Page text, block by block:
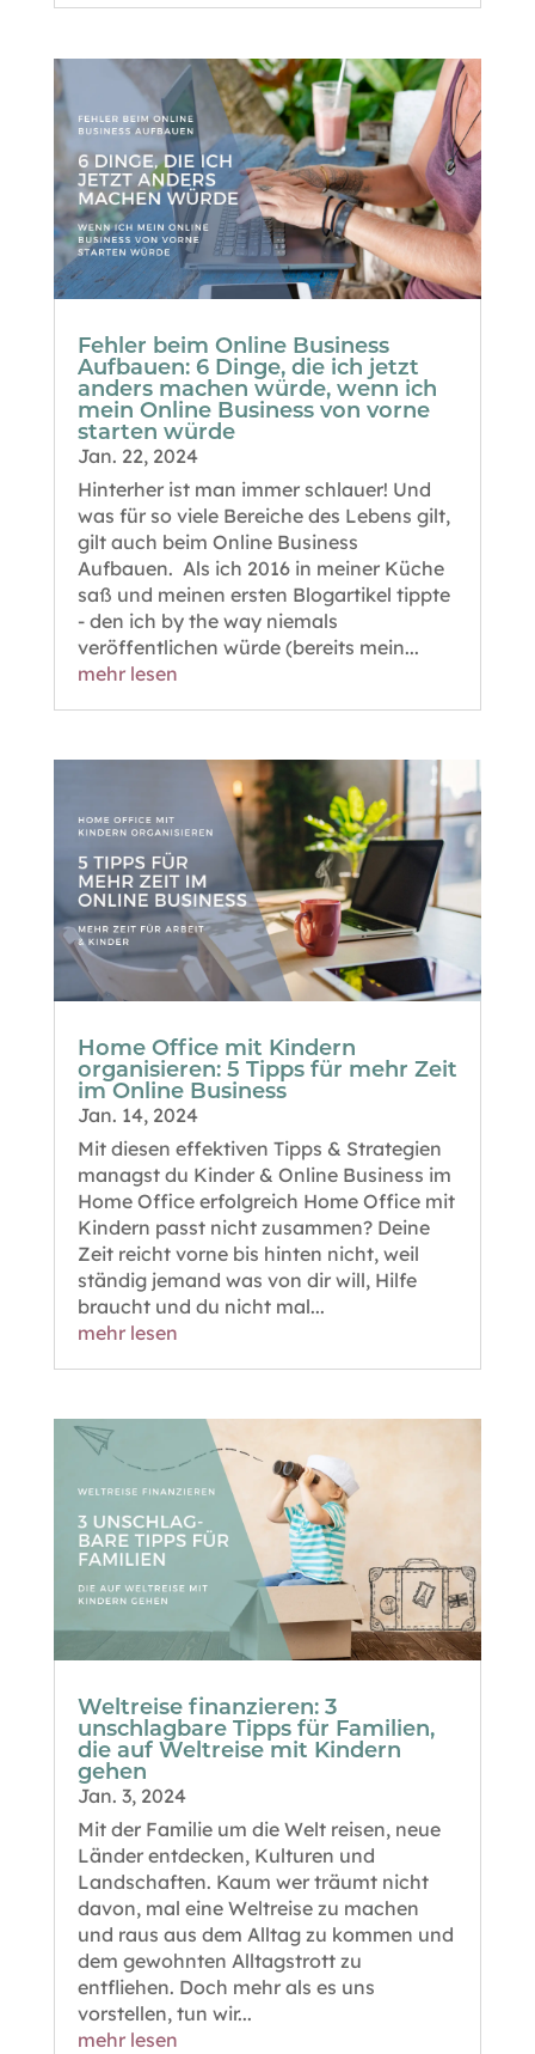
Fehler beim Online Business
Aufbauen: 6 Dinge, die ich jetzt
anders machen würde, wenn ich
mein Online Business von vorne
starten würde
Jan. 22, 2024
Hinterher ist man immer schlauer! Und
was für so viele Bereiche des Lebens gilt,
gilt auch beim Online Business
Aufbauen. Als ich 2016 in meiner Küche
saß und meinen ersten Blogartikel tippte
- den ich by the way niemals
veröffentlichen würde (bereits mein...
mehr lesen
Home Office mit Kindern
organisieren: 5 Tipps für mehr Zeit
im Online Business
Jan. 14, 2024
Mit diesen effektiven Tipps & Strategien
managst du Kinder & Online Business im
Home Office erfolgreich Home Office mit
Kindern passt nicht zusammen? Deine
Zeit reicht vorne bis hinten nicht, weil
ständig jemand was von dir will, Hilfe
braucht und du nicht mal...
mehr lesen
Weltreise finanzieren: 3
unschlagbare Tipps für Familien,
die auf Weltreise mit Kindern
gehen
Jan. 3, 2024
Mit der Familie um die Welt reisen, neue
Länder entdecken, Kulturen und
Landschaften. Kaum wer träumt nicht
davon, mal eine Weltreise zu machen
und raus aus dem Alltag zu kommen und
dem gewohnten Alltagstrott zu
entfliehen. Doch mehr als es uns
vorstellen, tun wir...
mehr lesen